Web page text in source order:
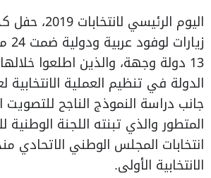
اليوم الرئيسي
13 دولة وجهة، والذين اطلعوا
جانب دراسة النموذج الناجح للتصويت
المتطور والذي تبنته اللجنة الوطنية
انتخابات المجلس الوطني الاتحادي
الانتخابية الأولى.